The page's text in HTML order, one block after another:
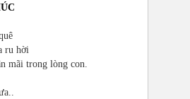
ru hời
mãi trong lòng con.